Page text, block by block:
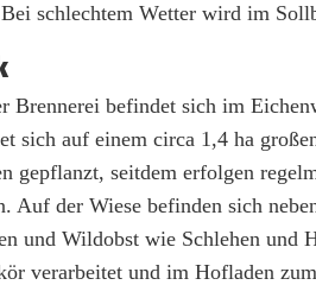
schlechtem Wetter wird im
Brennerei befindet sich im
sich auf einem circa 1,4 ha
gepflanzt, seitdem erfolgen
Auf der Wiese befinden sich
und Wildobst wie Schlehen und
verarbeitet und im Hofladen